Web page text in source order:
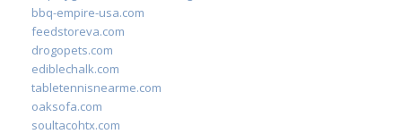
bbq-empire-usa.com
feedstoreva.com
drogopets.com
ediblechalk.com
tabletennisnearme.com
oaksofa.com
soultacohtx.com